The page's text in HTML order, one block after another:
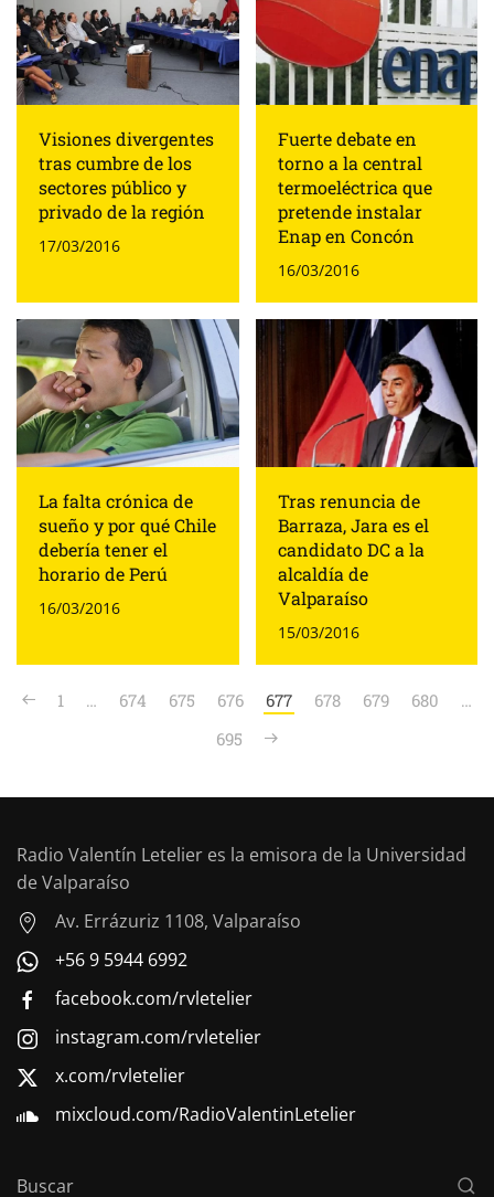
Visiones divergentes
tras cumbre de los
sectores público y
privado de la región
17/03/2016
Fuerte debate en
torno a la central
termoeléctrica que
pretende instalar
Enap en Concón
16/03/2016
La falta crónica de
sueño y por qué Chile
debería tener el
horario de Perú
16/03/2016
Tras renuncia de
Barraza, Jara es el
candidato DC a la
alcaldía de
Valparaíso
15/03/2016
1 … 674 675 676 677 678 679 680
…
695
Radio Valentín Letelier es la emisora de la Universidad
de Valparaíso
Av. Errázuriz 1108, Valparaíso
+56 9 5944 6992
facebook.com/rvletelier
instagram.com/rvletelier
x.com/rvletelier
mixcloud.com/RadioValentinLetelier